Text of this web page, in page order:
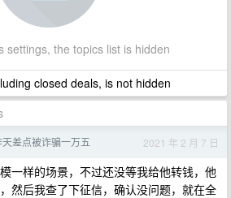
settings, the topics list is hidden
closed deals, is not hidden
天差点被诈骗一万五 2021 年 2 月 7 日
一样的场景，不过还没等我给他转钱，他
然后我查了下征信，确认没问题，就在全